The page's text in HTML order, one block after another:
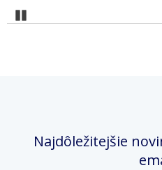
Najdôležitejšie